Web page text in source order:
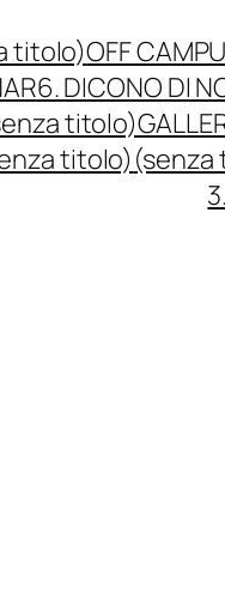
titolo)OFF
6. DICONO DI
titolo)
titolo)(senza